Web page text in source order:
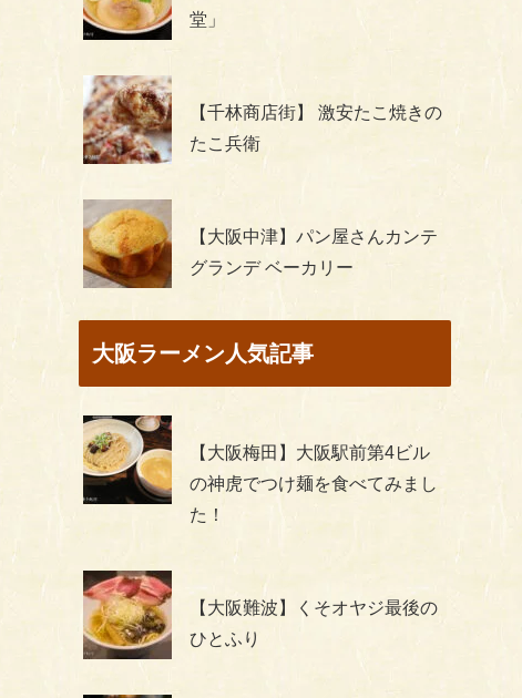
堂」
【千林商店街】 激安たこ焼きの
たこ兵衛
【大阪中津】パン屋さんカンテ
グランデ ベーカリー
大阪ラーメン人気記事
【大阪梅田】大阪駅前第4ビル
の神虎でつけ麺を食べてみまし
た！
【大阪難波】くそオヤジ最後の
ひとふり